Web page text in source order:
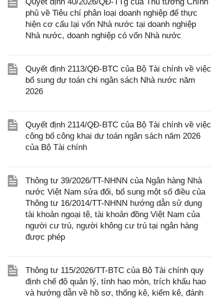
Quyết định 40/2026/QĐ-TTg của Thủ tướng Chính
phủ về Tiêu chí phân loại doanh nghiệp để thực
hiện cơ cấu lại vốn Nhà nước tại doanh nghiệp
Nhà nước, doanh nghiệp có vốn Nhà nước
Quyết định 2113/QĐ-BTC của Bộ Tài chính về việc
bổ sung dự toán chi ngân sách Nhà nước năm
2026
Quyết định 2114/QĐ-BTC của Bộ Tài chính về việc
công bố công khai dự toán ngân sách năm 2026
của Bộ Tài chính
Thông tư 39/2026/TT-NHNN của Ngân hàng Nhà
nước Việt Nam sửa đổi, bổ sung một số điều của
Thông tư 16/2014/TT-NHNN hướng dẫn sử dụng
tài khoản ngoại tệ, tài khoản đồng Việt Nam của
người cư trú, người không cư trú tại ngân hàng
được phép
Thông tư 115/2026/TT-BTC của Bộ Tài chính quy
định chế độ quản lý, tính hao mòn, trích khấu hao
và hướng dẫn về hồ sơ, thống kê, kiểm kê, đánh